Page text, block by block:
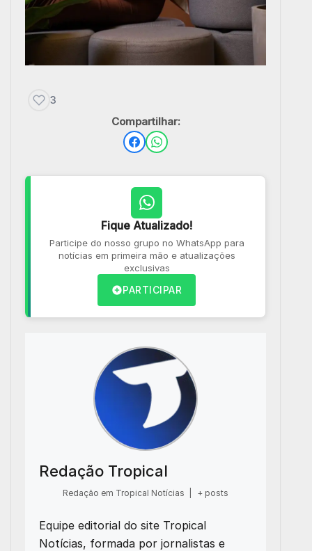
3
Compartilhar:
Fique Atualizado!
Participe do nosso grupo no WhatsApp para
notícias em primeira mão e atualizações
exclusivas
PARTICIPAR
Redação Tropical
Redação em Tropical Notícias + posts
Equipe editorial do site Tropical
Notícias, formada por jornalistas e